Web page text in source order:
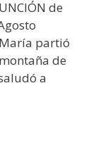
de
partió
de
a